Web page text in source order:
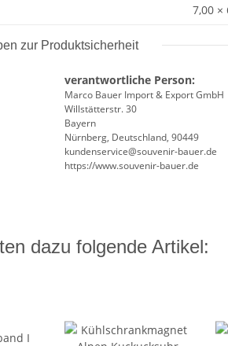
7,00 ×
zur Produktsicherheit
verantwortliche Person:
Marco Bauer Import & Export GmbH
Willstätterstr. 30
Bayern
Nürnberg, Deutschland, 90449
kundenservice@souvenir-bauer.de
https://www.souvenir-bauer.de
dazu folgende Artikel: